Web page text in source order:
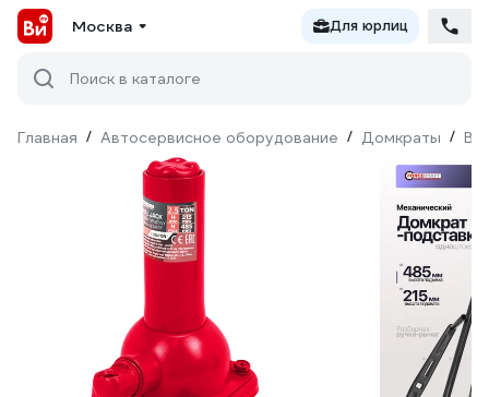
Москва Для юрлиц
Поиск в каталоге
Главная / Автосервисное оборудование / Домкраты /